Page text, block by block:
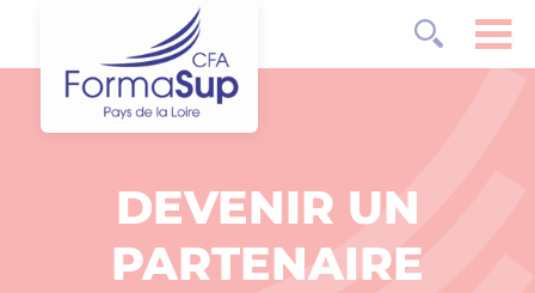
DEVENIR UN
PARTENAIRE